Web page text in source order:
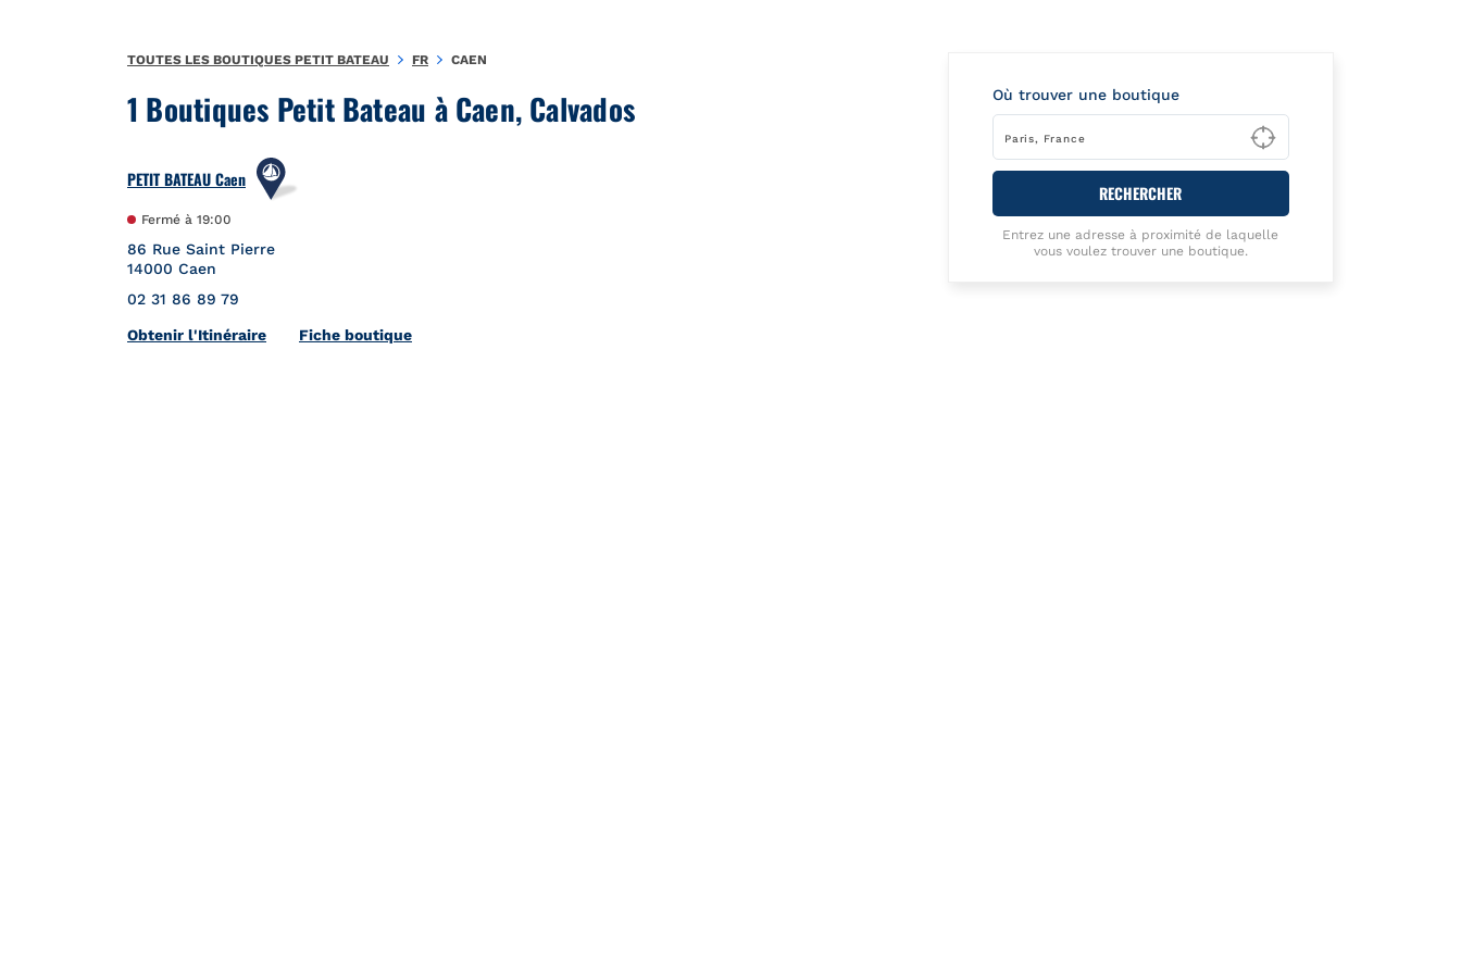
1 Boutiques Petit Bateau à Caen, Calvados
PETIT BATEAU Caen
Fermé à 19:00
86 Rue Saint Pierre
14000 Caen
02 31 86 89 79
Obtenir l'ItinéraireLink Opens in New Tab
Fiche boutique
Où trouver une boutique
Type to begin
RECHERCHER
Entrez une adresse à proximité de laquelle
vous voulez trouver une boutique.
TOUTES LES BOUTIQUES PETIT BATEAU FR CAEN